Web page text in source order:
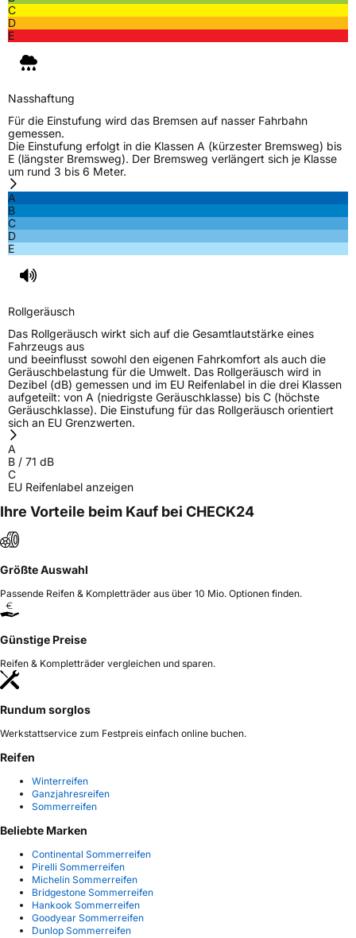
C
D
E
Nasshaftung
Für die Einstufung wird das Bremsen auf nasser Fahrbahn
gemessen.
Die Einstufung erfolgt in die Klassen A (kürzester Bremsweg) bis
E (längster Bremsweg). Der Bremsweg verlängert sich je Klasse
um rund 3 bis 6 Meter.
A
B
C
D
E
Rollgeräusch
Das Rollgeräusch wirkt sich auf die Gesamtlautstärke eines
Fahrzeugs aus
und beeinflusst sowohl den eigenen Fahrkomfort als auch die
Geräuschbelastung für die Umwelt. Das Rollgeräusch wird in
Dezibel (dB) gemessen und im EU Reifenlabel in die drei Klassen
aufgeteilt: von A (niedrigste Geräuschklasse) bis C (höchste
Geräuschklasse). Die Einstufung für das Rollgeräusch orientiert
sich an EU Grenzwerten.
A
B / 71 dB
C
EU Reifenlabel anzeigen
Ihre Vorteile beim Kauf bei CHECK24
Größte Auswahl
Passende Reifen & Kompletträder aus über 10 Mio. Optionen finden.
Günstige Preise
Reifen & Kompletträder vergleichen und sparen.
Rundum sorglos
Werkstattservice zum Festpreis einfach online buchen.
Reifen
Winterreifen
Ganzjahresreifen
Sommerreifen
Beliebte Marken
Continental Sommerreifen
Pirelli Sommerreifen
Michelin Sommerreifen
Bridgestone Sommerreifen
Hankook Sommerreifen
Goodyear Sommerreifen
Dunlop Sommerreifen